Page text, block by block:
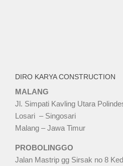
DIRO KARYA CONSTRUCTION
MALANG
Jl. Simpati Kavling Utara
Losari – Singosari
Malang – Jawa Timur
PROBOLINGGO
Jalan Mastrip gg Sirsak no 8